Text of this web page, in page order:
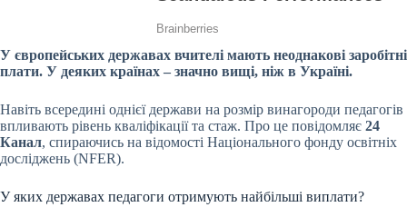
У європейських державах вчителі мають неоднакові заробітні
плати. У деяких країнах – значно вищі, ніж в Україні.
Навіть всередині однієї держави на розмір винагороди педагогів
впливають рівень кваліфікації та стаж. Про це повідомляє 24
Канал, спираючись на відомості Національного фонду освітніх
досліджень (NFER).
У яких державах педагоги отримують найбільші виплати?